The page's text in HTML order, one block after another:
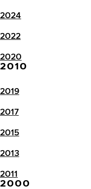
2024
2022
2020
2010
2019
2017
2015
2013
2011
2000